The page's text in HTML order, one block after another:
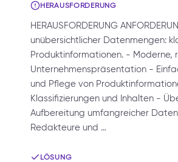
HERAUSFORDERUNG
HERAUSFORDERUNG
unübersichtlicher Datenmengen:
Produktinformationen. - Moderne,
Unternehmenspräsentation -
und Pflege von
Klassifizierungen und Inhalten -
Aufbereitung umfangreicher
Redakteure und …
LÖSUNG